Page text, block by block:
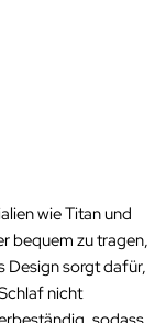
wie Titan und
bequem zu tragen,
Design sorgt dafür,
nicht